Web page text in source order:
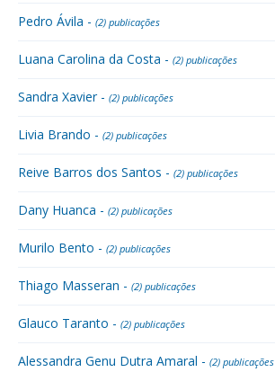
Pedro Ávila - (2) publicações
Luana Carolina da Costa - (2) publicações
Sandra Xavier - (2) publicações
Livia Brando - (2) publicações
Reive Barros dos Santos - (2) publicações
Dany Huanca - (2) publicações
Murilo Bento - (2) publicações
Thiago Masseran - (2) publicações
Glauco Taranto - (2) publicações
Alessandra Genu Dutra Amaral - (2) publicações